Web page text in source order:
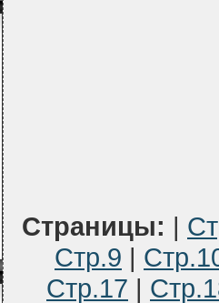
Страницы: |
Стр.9 |
Стр.17 |